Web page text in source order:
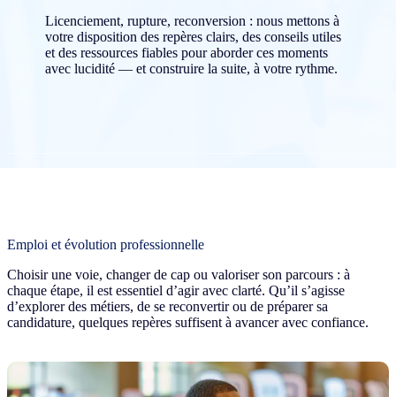
Licenciement, rupture, reconversion : nous mettons à
votre disposition des repères clairs, des conseils utiles
et des ressources fiables pour aborder ces moments
avec lucidité — et construire la suite, à votre rythme.
Emploi et évolution professionnelle
Choisir une voie, changer de cap ou valoriser son parcours : à
chaque étape, il est essentiel d’agir avec clarté. Qu’il s’agisse
d’explorer des métiers, de se reconvertir ou de préparer sa
candidature, quelques repères suffisent à avancer avec confiance.